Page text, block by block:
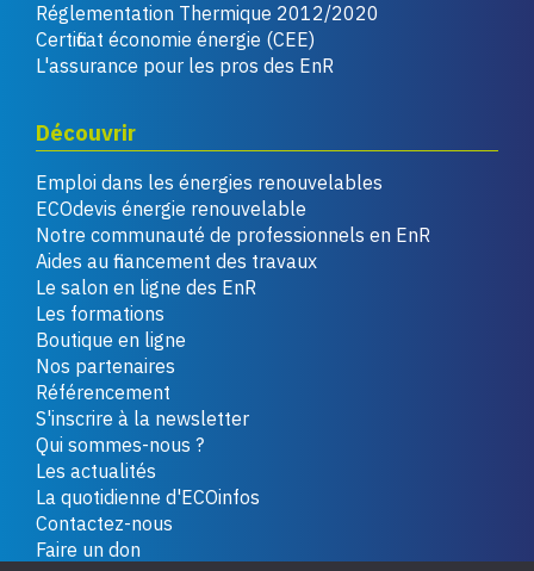
Réglementation Thermique 2012/2020
Certificat économie énergie (CEE)
L'assurance pour les pros des EnR
Découvrir
Emploi dans les énergies renouvelables
ECOdevis énergie renouvelable
Notre communauté de professionnels en EnR
Aides au financement des travaux
Le salon en ligne des EnR
Les formations
Boutique en ligne
Nos partenaires
Référencement
S'inscrire à la newsletter
Qui sommes-nous ?
Les actualités
La quotidienne d'ECOinfos
Contactez-nous
Faire un don